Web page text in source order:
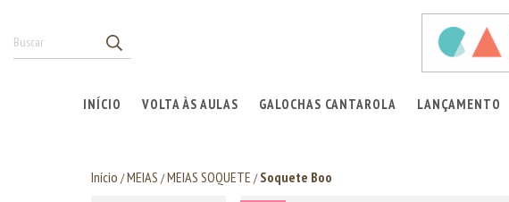
INÍCIO VOLTA ÀS AULAS GALOCHAS CANTAROLA LANÇAMENTO
Início /MEIAS /MEIAS SOQUETE / Soquete Boo